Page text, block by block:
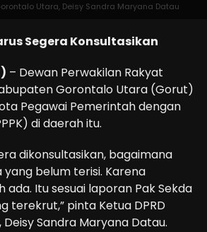
Utara, Deisy Sandra Maryana Datau
Segera Konsultasikan
– Dewan Perwakilan Rakyat
Gorontalo Utara (Gorut)
Pegawai Pemerintah dengan
di daerah itu.
dikonsultasikan, bagaimana
yang belum terisi. Karena
ada. Itu sesuai laporan Pak Sekda
terekrut,” pinta Ketua DPRD
Sandra Maryana Datau.